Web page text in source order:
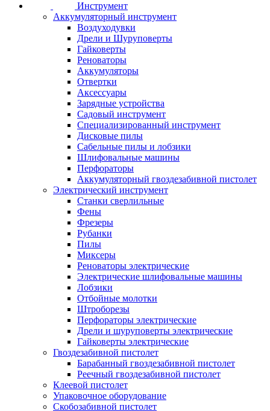
Инструмент
Аккумуляторный инструмент
Воздуходувки
Дрели и Шуруповерты
Гайковерты
Реноваторы
Аккумуляторы
Отвертки
Аксессуары
Зарядные устройства
Садовый инструмент
Специализированный инструмент
Дисковые пилы
Сабельные пилы и лобзики
Шлифовальные машины
Перфораторы
Аккумуляторный гвоздезабивной пистолет
Электрический инструмент
Станки сверлильные
Фены
Фрезеры
Рубанки
Пилы
Миксеры
Реноваторы электрические
Электрические шлифовальные машины
Лобзики
Отбойные молотки
Штроборезы
Перфораторы электрические
Дрели и шуруповерты электрические
Гайковерты электрические
Гвоздезабивной пистолет
Барабанный гвоздезабивной пистолет
Реечный гвоздезабивной пистолет
Клеевой пистолет
Упаковочное оборудование
Скобозабивной пистолет